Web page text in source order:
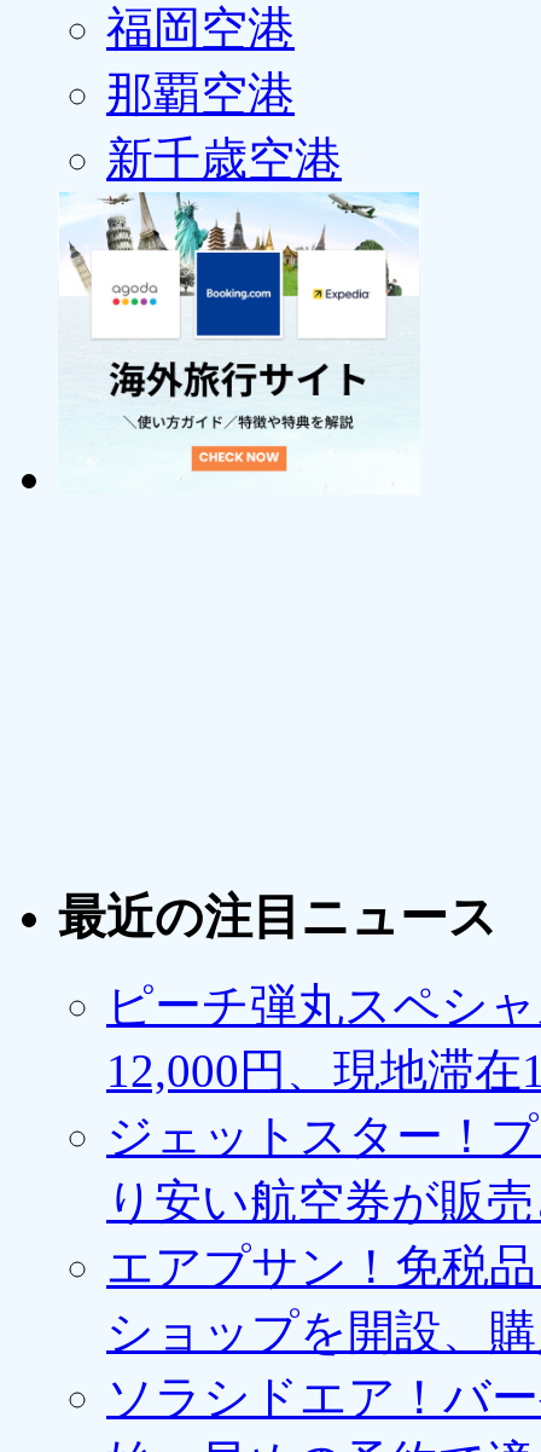
福岡空港
那覇空港
新千歳空港
最近の注目ニュース
ピーチ弾丸スペシ
12,000円、現地滞
ジェットスター！
り安い航空券が販
エアプサン！免税
ショップを開設、
ソラシドエア！バ